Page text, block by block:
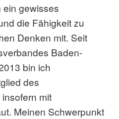
ein gewisses
die Fähigkeit zu
Denken mit. Seit
Baden-
bin ich
des
mit
Meinen Schwerpunkt